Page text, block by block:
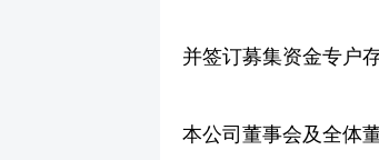
并签订募集资金专户
本公司董事会及全体